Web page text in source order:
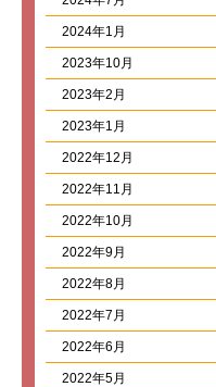
2024年1月
2023年10月
2023年2月
2023年1月
2022年12月
2022年11月
2022年10月
2022年9月
2022年8月
2022年7月
2022年6月
2022年5月